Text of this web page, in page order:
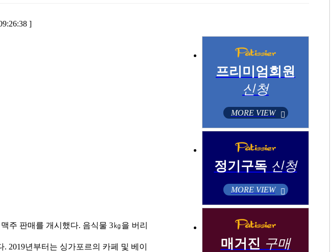
]
주 판매를 개시했다. 음식물 3㎏을 버리
. 2019년부터는 싱가포르의 카페 및 베이
프리미엄회원
신청
MORE VIEW
정기구독 신청
MORE VIEW
매거진 구매